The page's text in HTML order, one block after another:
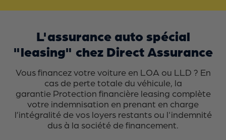
L'assurance auto spécial
"leasing" chez Direct Assurance
Vous financez votre voiture en LOA ou LLD ? En
cas de perte totale du véhicule, la
garantie Protection financière leasing complète
votre indemnisation en prenant en charge
l’intégralité de vos loyers restants ou l'indemnité
dus à la société de financement.